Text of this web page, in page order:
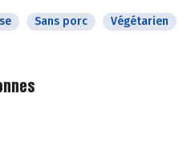
Sans porc
Végétarien